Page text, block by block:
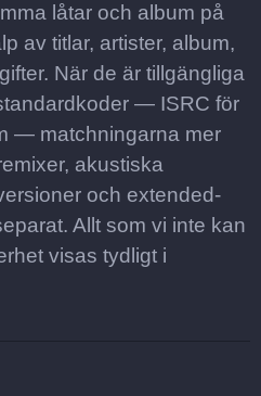
låtar och album på
av titlar, artister, album,
När de är tillgängliga
— ISRC för
— matchningarna mer
akustiska
och extended-
Allt som vi inte kan
visas tydligt i